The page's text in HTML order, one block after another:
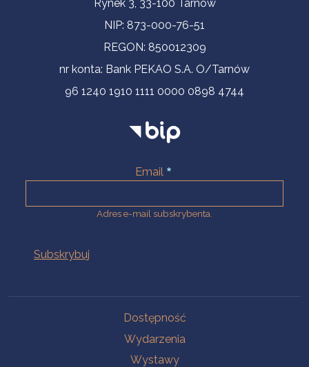
Rynek 3, 33-100 Tarnów
NIP: 873-000-76-51
REGON: 850012309
nr konta: Bank PEKAO S.A. O/Tarnów
96 1240 1910 1111 0000 0898 4744
Email
Adres e-mail subskrybenta.
Dostępność
Wydarzenia
Wystawy